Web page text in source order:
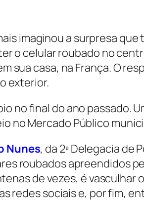
imaginou a surpresa que
o celular roubado no
sua casa, na França. O
exterior.
no final do ano passado.
no Mercado Público
Nunes, da 2ª Delegacia de
roubados apreendidos
de vezes, é
redes sociais e, por fim,